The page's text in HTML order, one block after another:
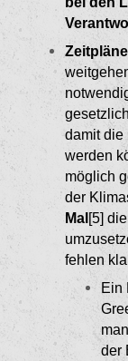
damit die
werden
möglich
der
Mal [5]
fehlen
Ein
der